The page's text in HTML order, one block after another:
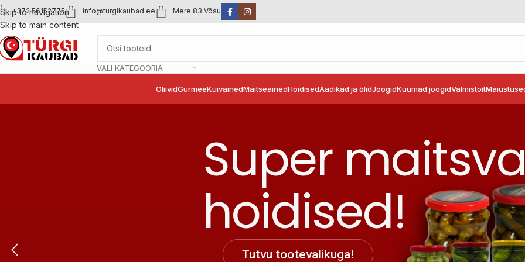
Skip to navigation
Skip to main content
+372 56152775 info@turgikaubad.ee Mere 83 Võsu
VALI KATEGOORIA
OliividGurmeeKuivainedMaitseainedHoidisedÄädikad ja õlidJoogidKuumad joogidValmistoit
Super
hoidised!
Tutvu tootevalikuga!